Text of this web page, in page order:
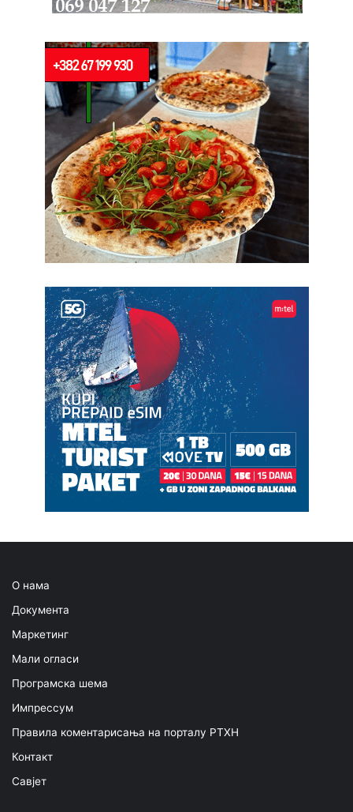
О нама
Документа
Маркетинг
Мали огласи
Програмска шема
Импрессум
Правила коментарисања на порталу РТХН
Контакт
Савјет